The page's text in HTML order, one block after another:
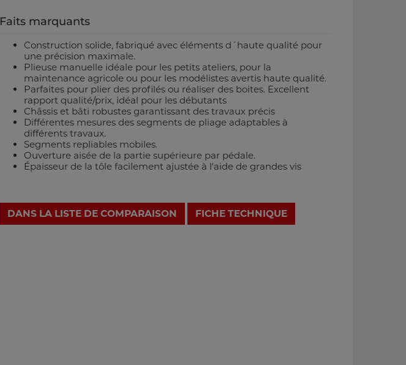
Faits marquants
Construction solide, fabriqué avec éléments d´haute qualité pour
une précision maximale.
Plieuse manuelle idéale pour les petits ateliers, pour la
maintenance agricole ou pour les modélistes avertis haute qualité.
Parfaites pour plier des profilés ou réaliser des boites. Excellent
rapport qualité/prix, idéal pour les débutants
Châssis et bâti robustes garantissant des travaux précis
Différentes mesures des segments de pliage adaptables à
différents travaux.
Segments repliables mobiles.
Ouverture aisée de la partie supérieure par pédale.
Épaisseur de la tôle facilement ajustée à l'aide de grandes vis
DANS LA LISTE DE COMPARAISON FICHE TECHNIQUE